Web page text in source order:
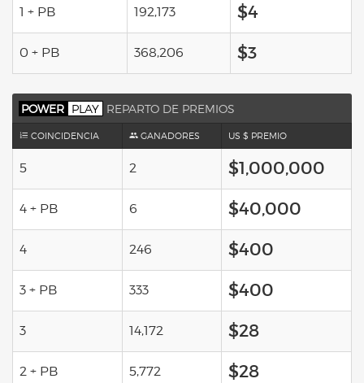
1 + PB 192,173 $4
0 + PB 368,206 $3
POWER PLAY REPARTO DE PREMIOS
COINCIDENCIA GANADORES US $ PREMIO
5 2 $1,000,000
4 + PB 6 $40,000
4 246 $400
3 + PB 333 $400
3 14,172 $28
2 + PB 5,772 $28